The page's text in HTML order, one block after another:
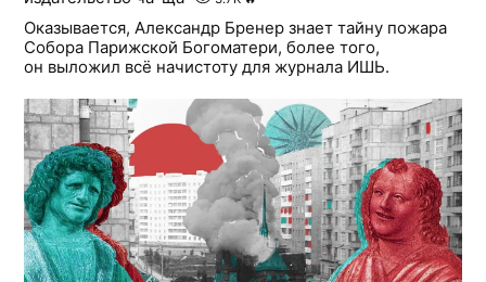
Оказывается, Александр Бренер знает тайну пожара
Собора Парижской Богоматери, более того,
он выложил всё начистоту для журнала ИШЬ.